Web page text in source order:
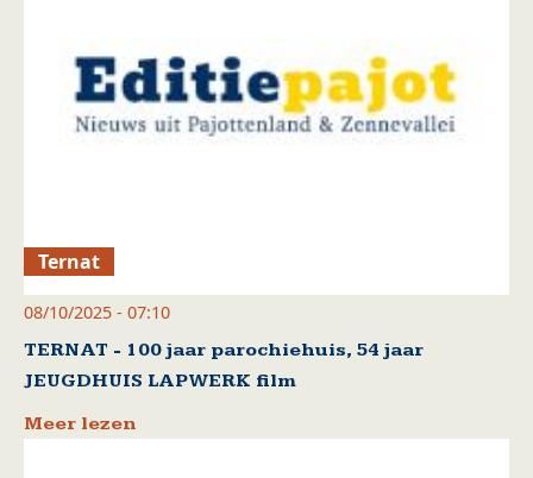
Ternat
08/10/2025 - 07:10
TERNAT - 100 jaar parochiehuis, 54 jaar
JEUGDHUIS LAPWERK film
Meer lezen